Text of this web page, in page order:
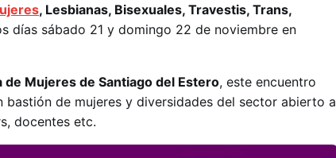
, Lesbianas, Bisexuales, Travestis, Trans,
días sábado 21 y domingo 22 de noviembre en
Mujeres de Santiago del Estero, este encuentro
bastión de mujeres y diversidades del sector abierto a
docentes etc.